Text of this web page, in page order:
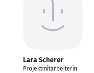
Lara Scherer
Projektmitarbeiterin